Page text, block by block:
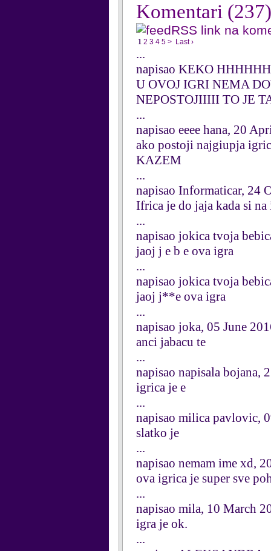
Komentari (237)
RSS link na
1 2 3 4 5 > Last ›
...
napisao KEKO
U OVOJ IGRI NEMA
NEPOSTOJIIIII TO JE
...
napisao eeee hana, 20
ako postoji najgiupja
KAZEM
...
napisao Informaticar, 24
Ifrica je do jaja kada si
...
napisao jokica tvoja
jaoj j e b e ova igra
...
napisao jokica tvoja
jaoj j**e ova igra
...
napisao joka, 05 June
anci jabacu te
...
napisao napisala bojana,
igrica je e
...
napisao milica pavlovic,
slatko je
...
napisao nemam ime xd,
ova igrica je super sve
...
napisao mila, 10 March
igra je ok.
...